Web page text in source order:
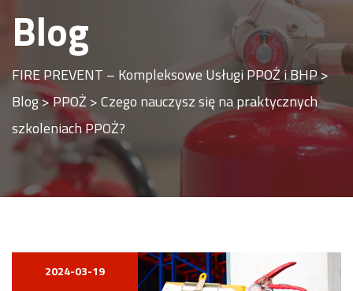
Blog
FIRE PREVENT – Kompleksowe Usługi PPOŻ i BHP>
Blog>PPOŻ >Czego nauczysz się na praktycznych
szkoleniach PPOŻ?
2024-03-19